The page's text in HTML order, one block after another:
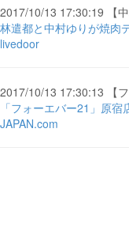
2017/10/13 17:30:19 【中
林遣都と中村ゆりが焼肉
livedoor
2017/10/13 17:30:13 【フ
「フォーエバー21」原
JAPAN.com